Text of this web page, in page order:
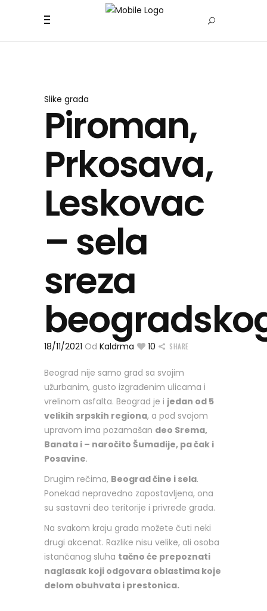
Slike grada
Piroman,
Prkosava,
Leskovac
– sela
sreza
18/11/2021 Od Kaldrma 10 SHARE
Beograd nije samo grad sa svojim
užurbanim, gusto izgrađenim ulicama i
vrelinom asfalta. Beograd je i jedan od 5
velikih srpskih regiona, a pod svojom
upravom ima pozamašan deo Srema,
Banata i – naročito Šumadije, pa čak i
Posavine.
Drugim rečima, Beograd čine i sela.
Ponekad nepravedno zapostavljena, ona
su sastavni deo teritorije i privrede grada.
Na svakom kraju grada možete čuti neki
drugi akcenat. Razlike nisu velike, ali osoba
istančanog sluha tačno će prepoznati
naglasak koji odgovara oblastima koje
delom obuhvata i prestonica.